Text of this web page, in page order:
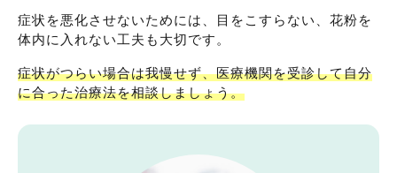
症状を悪化させないためには、目をこすらない、花粉を
体内に入れない工夫も大切です。
症状がつらい場合は我慢せず、医療機関を受診して自分
に合った治療法を相談しましょう。